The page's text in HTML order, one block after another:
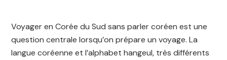
Voyager en Corée du Sud sans parler coréen est une
question centrale lorsqu’on prépare un voyage. La
langue coréenne et l’alphabet hangeul, très différents